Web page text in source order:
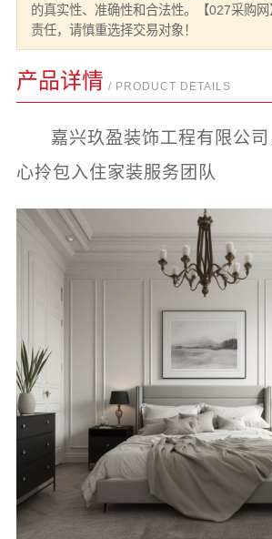
的真实性、准确性和合法性。【027采购
责任，请慎重选择交易对象！
产品详情 / PRODUCT DETAILS
嘉兴玖盈装饰工程有限公
心拎包入住家装服务团队